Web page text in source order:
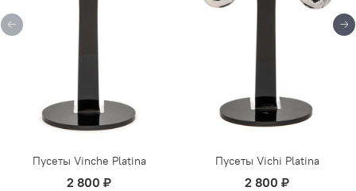
Пусеты Vinche Platina
2 800 ₽
Пусеты Vichi Platina
2 800 ₽